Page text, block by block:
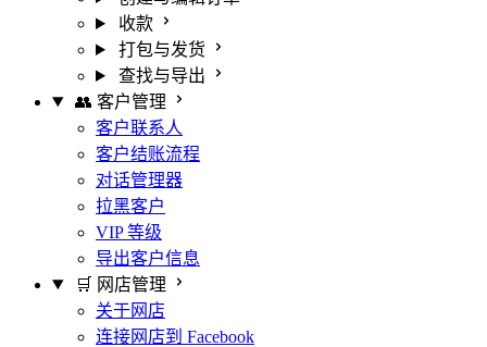
收款
打包与发货
查找与导出
👥 客户管理
客户联系人
客户结账流程
对话管理器
拉黑客户
VIP 等级
导出客户信息
🛒 网店管理
关于网店
连接网店到 Facebook